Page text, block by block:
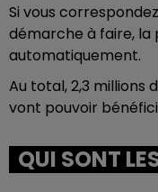
Si vous
démarche à faire, la
automatiquement.
Au total, 2,3 millions
vont pouvoir
QUI SONT